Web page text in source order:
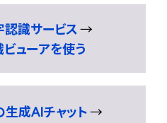
認識サービス→
ューアを使う
成AIチャット→